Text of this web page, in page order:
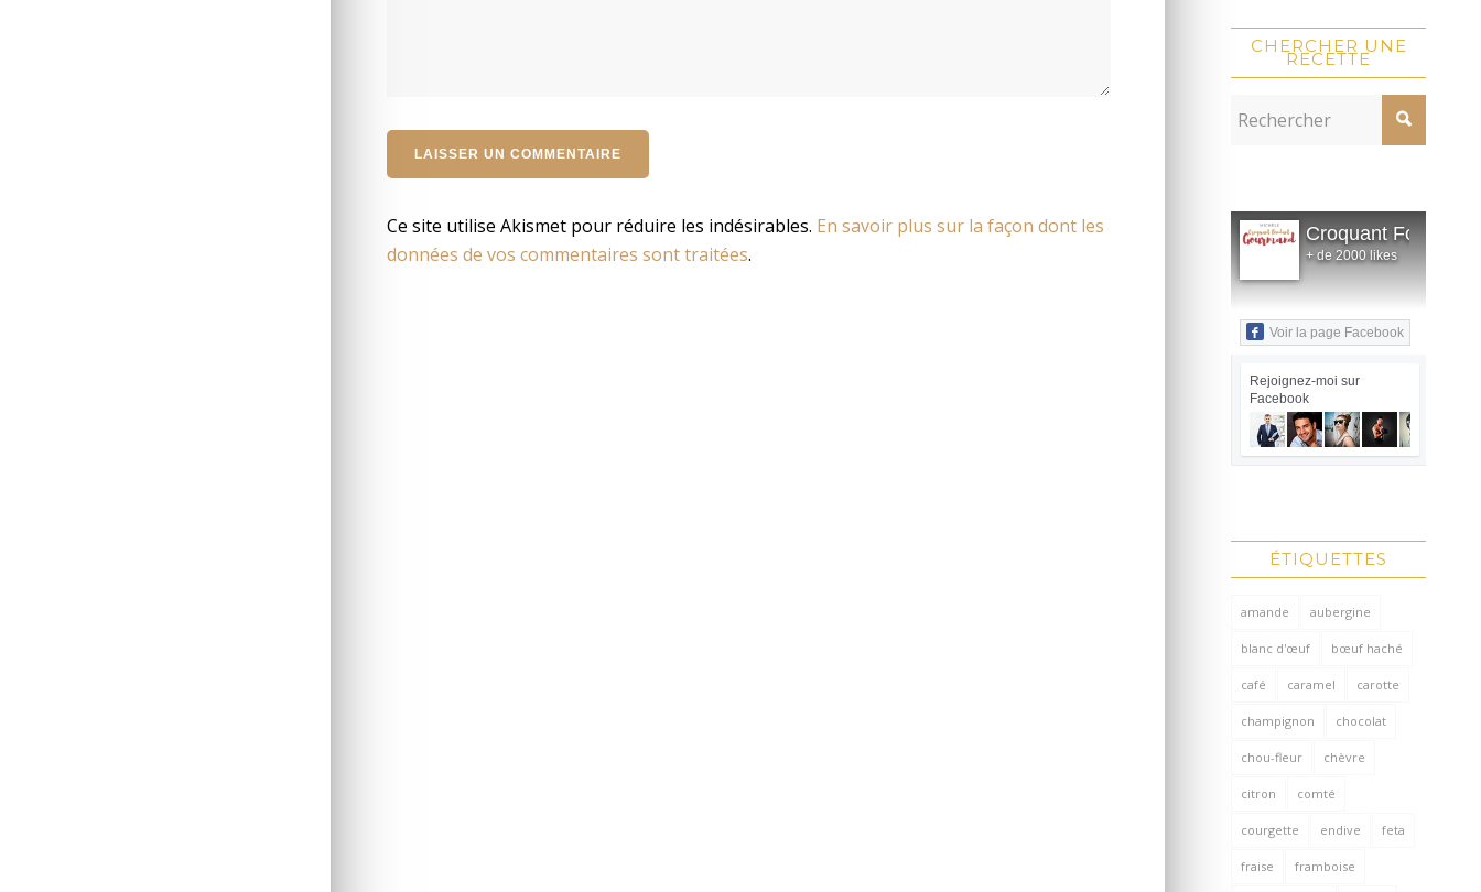
Ce site utilise Akismet pour réduire les indésirables. En savoir plus sur la façon dont les
données de vos commentaires sont traitées.
CHERCHER UNE
RECETTE
Croquant Fondant
+ de 2000 likes
Voir la page Facebook
Rejoignez-moi sur
Facebook
ÉTIQUETTES
amande aubergine
blanc d'œuf bœuf haché
café caramel carotte
champignon chocolat
chou-fleur chèvre
citron comté
courgette endive feta
fraise framboise